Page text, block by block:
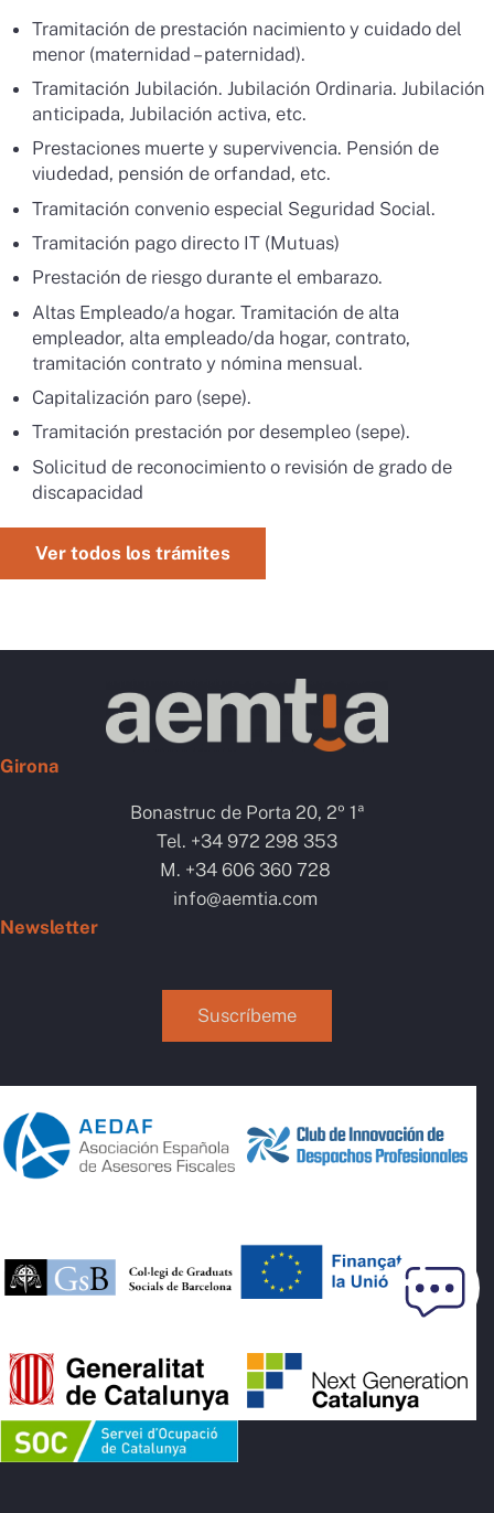
Tramitación de prestación nacimiento y cuidado del
menor (maternidad – paternidad).
Tramitación Jubilación. Jubilación Ordinaria. Jubilación
anticipada, Jubilación activa, etc.
Prestaciones muerte y supervivencia. Pensión de
viudedad, pensión de orfandad, etc.
Tramitación convenio especial Seguridad Social.
Tramitación pago directo IT (Mutuas)
Prestación de riesgo durante el embarazo.
Altas Empleado/a hogar. Tramitación de alta
empleador, alta empleado/da hogar, contrato,
tramitación contrato y nómina mensual.
Capitalización paro (sepe).
Tramitación prestación por desempleo (sepe).
Solicitud de reconocimiento o revisión de grado de
discapacidad
Ver todos los trámites
Girona
Bonastruc de Porta 20, 2º 1ª
Tel. +34 972 298 353
M. +34 606 360 728
info@aemtia.com
Newsletter
Suscríbeme
Hola, com et puc ajudar? / ¿cómo
te puedo ayudar?